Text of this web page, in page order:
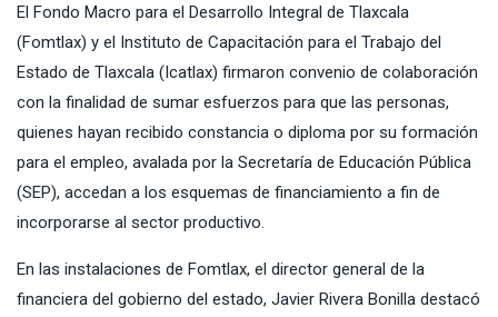
El Fondo Macro para el Desarrollo Integral de Tlaxcala
(Fomtlax) y el Instituto de Capacitación para el Trabajo del
Estado de Tlaxcala (Icatlax) firmaron convenio de colaboración
con la finalidad de sumar esfuerzos para que las personas,
quienes hayan recibido constancia o diploma por su formación
para el empleo, avalada por la Secretaría de Educación Pública
(SEP), accedan a los esquemas de financiamiento a fin de
incorporarse al sector productivo.
En las instalaciones de Fomtlax, el director general de la
financiera del gobierno del estado, Javier Rivera Bonilla destacó